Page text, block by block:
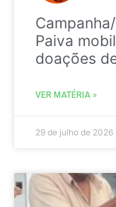
Paiva
doações
VER MATÉRIA »
29 de julho de 2026